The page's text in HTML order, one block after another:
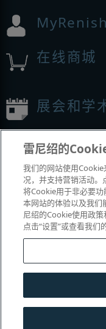
在线商城
展会和学
© 2001-2026 Renishaw
联系我们|法务与合
沪公网安备
雷尼绍的
我们的网站使用
况，并支持营销活动。
将Cookie用于非必要
本网站的体验以及我们
尼绍的Cookie使用政
点击“设置”或查看我们